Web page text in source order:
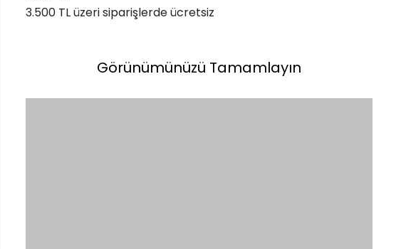
3.500 TL üzeri siparişlerde ücretsiz
Görünümünüzü Tamamlayın